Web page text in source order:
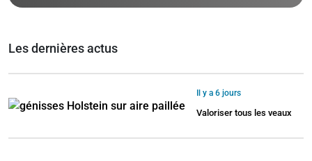
Les dernières actus
Il y a 6 jours
Valoriser tous les veaux